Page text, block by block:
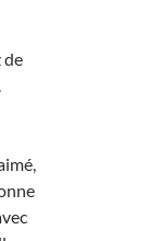
de